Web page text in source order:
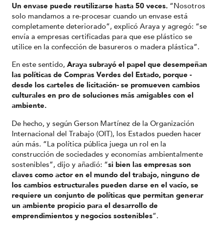
Un envase puede reutilizarse hasta 50 veces. “Nosotros
solo mandamos a re-procesar cuando un envase está
completamente deteriorado”, explicó Araya y agregó: “se
envía a empresas certificadas para que ese plástico se
utilice en la confección de basureros o madera plástica”.
En este sentido, Araya subrayó el papel que desempeñan
las políticas de Compras Verdes del Estado, porque -
desde los carteles de licitación- se promueven cambios
culturales en pro de soluciones más amigables con el
ambiente.
De hecho, y según Gerson Martínez de la Organización
Internacional del Trabajo (OIT), los Estados pueden hacer
aún más. “La política pública juega un rol en la
construcción de sociedades y economías ambientalmente
sostenibles”, dijo y añadió: “si bien las empresas son
claves como actor en el mundo del trabajo, ninguno de
los cambios estructurales pueden darse en el vacío, se
requiere un conjunto de políticas que permitan generar
un ambiente propicio para el desarrollo de
emprendimientos y negocios sostenibles”.